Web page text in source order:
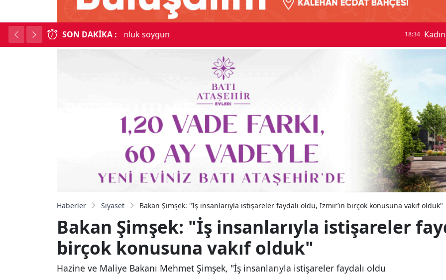
SON DAKIKA : 18:34 Kadınhanı'nda çok sayıda araç birbirine girdi
Haberler Siyaset Bakan Şimşek: "İş insanlarıyla istişareler faydalı oldu, İzmir’in birçok konusuna vakıf olduk"
Bakan Şimşek: "İş insanlarıyla istişareler
birçok konusuna vakıf olduk"
Hazine ve Maliye Bakanı Mehmet Şimşek, "İş insanlarıyla istişareler faydalı oldu